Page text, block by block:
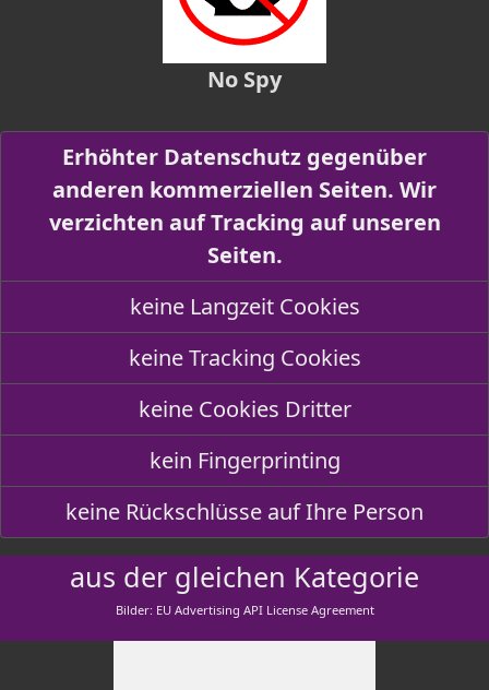
No Spy
Erhöhter Datenschutz gegenüber
anderen kommerziellen Seiten. Wir
verzichten auf Tracking auf unseren
Seiten.
keine Langzeit Cookies
keine Tracking Cookies
keine Cookies Dritter
kein Fingerprinting
keine Rückschlüsse auf Ihre Person
aus der gleichen Kategorie
Bilder: EU Advertising API License Agreement